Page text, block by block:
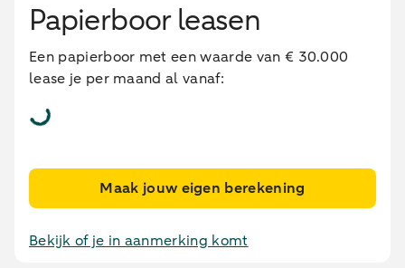
Papierboor leasen
Een papierboor met een waarde van € 30.000
lease je per maand al vanaf:
Maak jouw eigen berekening
Bekijk of je in aanmerking komt